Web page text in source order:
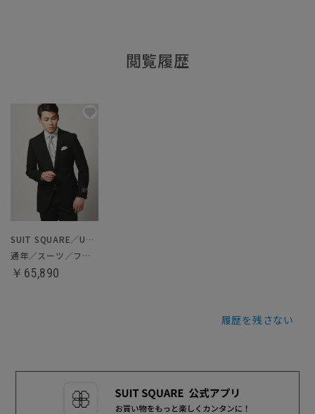
閲覧履歴
SUIT SQUARE／UNIVERSAL LANGUAGE
通年／スーツ／フォーマル
￥65,890
履歴を残さない